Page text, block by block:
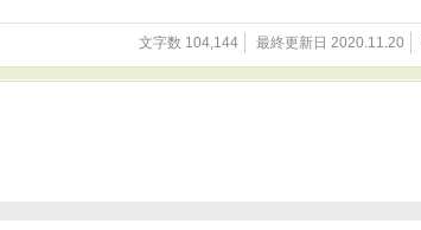
文字数 104,144 最終更新日 2020.11.20